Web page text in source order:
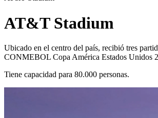
AT&T Stadium
Ubicado en el centro del país, recibió tres
CONMEBOL Copa América Estados Unidos
Tiene capacidad para 80.000 personas.